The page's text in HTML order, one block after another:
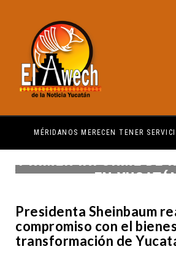
MÉRIDANOS MERECEN TENER SERVICIOS
PRIMER INFORME DE
EN
Presidenta Sheinbaum
compromiso con el
transformación de